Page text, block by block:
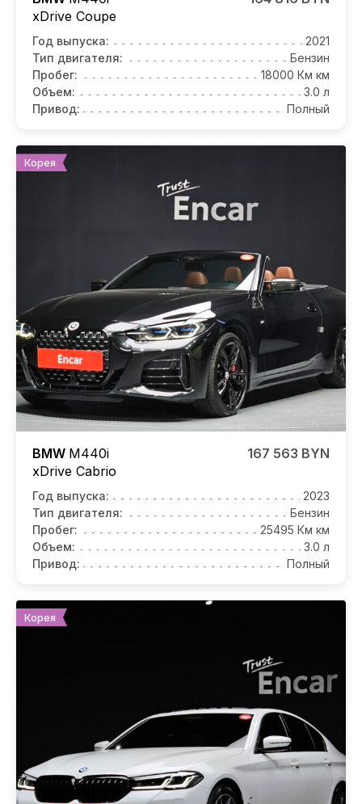
xDrive Coupe
Год выпуска:
2021
Тип двигателя:
Бензин
Пробег:
18000 Км км
Объем:
3.0 л
Привод:
Полный
Корея
BMW M440i
xDrive Cabrio
167 563 BYN
Год выпуска:
2023
Тип двигателя:
Бензин
Пробег:
25495 Км км
Объем:
3.0 л
Привод:
Полный
Корея